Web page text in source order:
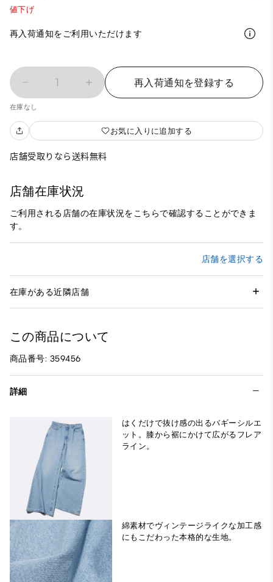
値下げ
再入荷通知をご利用いただけます
1 再入荷通知を登録する
在庫なし
お気に入りに追加する
店舗受取りなら送料無料
店舗在庫状況
ご利用される店舗の在庫状況をこちらで確認することができま
す。
店舗を選択する
在庫がある近隣店舗
この商品について
商品番号: 359456
詳細
はくだけで抜け感の出るバギーシルエ
ット。膝から裾にかけて広がるフレア
ライン。
綿素材でヴィンテージライクな加工感
にもこだわった本格的な生地。